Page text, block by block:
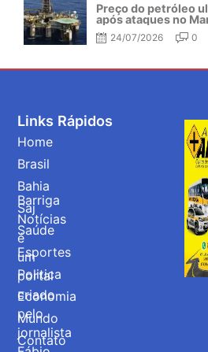
Preço do petróleo
após ataques no
24/07/2026 0
Barriga
Notícias
é
um
portal
criado
pelo
jornalista
Links Rápidos
Home
Brasil
Bahia
Saj
Saúde
Esportes
Politica
Economia
Mundo
Contato